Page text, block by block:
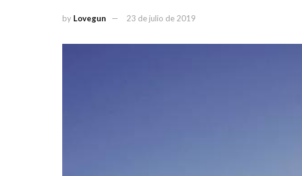
by Lovegun 23 de julio de 2019